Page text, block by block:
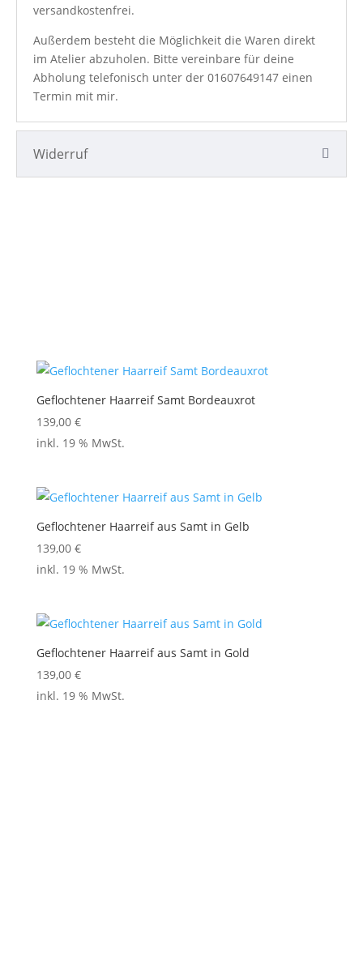
versandkostenfrei.
Außerdem besteht die Möglichkeit die Waren direkt
im Atelier abzuholen. Bitte vereinbare für deine
Abholung telefonisch unter der 01607649147 einen
Termin mit mir.
Widerruf
Geflochtener Haarreif Samt Bordeauxrot
139,00 €
inkl. 19 % MwSt.
Geflochtener Haarreif aus Samt in Gelb
139,00 €
inkl. 19 % MwSt.
Geflochtener Haarreif aus Samt in Gold
139,00 €
inkl. 19 % MwSt.